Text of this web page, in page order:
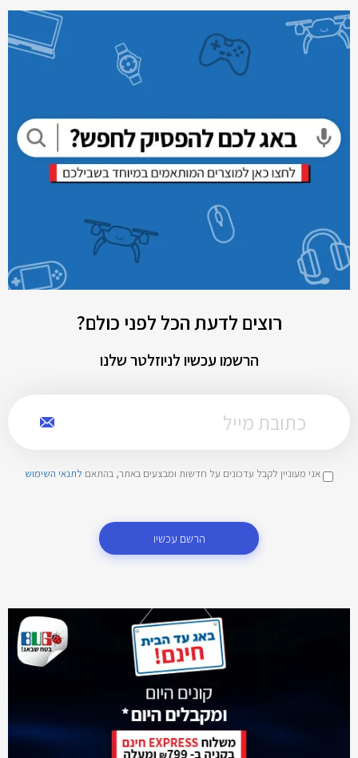
רוצים לדעת הכל לפני כולם?
הרשמו עכשיו לניוזלטר שלנו
אני מעוניין לקבל עדכונים על חדשות ומבצעים באתר, בהתאם לתנאי השימוש
הרשם עכשיו